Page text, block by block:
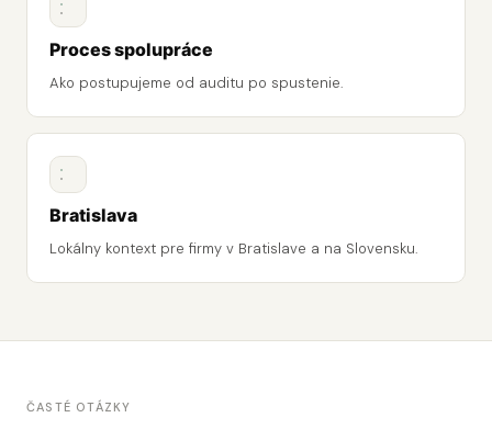
Proces spolupráce
Ako postupujeme od auditu po spustenie.
Bratislava
Lokálny kontext pre firmy v Bratislave a na Slovensku.
ČASTÉ OTÁZKY